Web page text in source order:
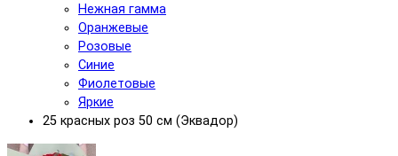
Нежная гамма
Оранжевые
Розовые
Синие
Фиолетовые
Яркие
25 красных роз 50 см (Эквадор)